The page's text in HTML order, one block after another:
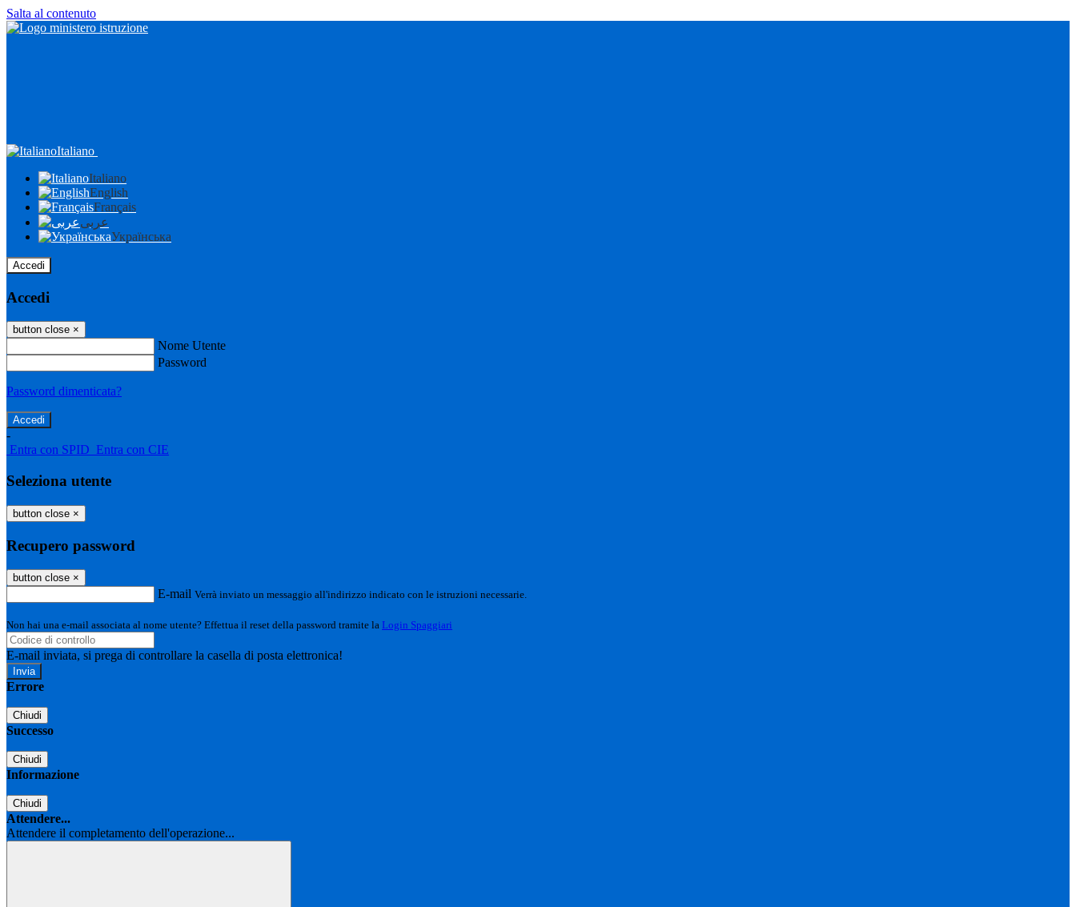
Salta al contenuto
Italiano
Italiano
English
Français
عربى
Українська
Accedi
Accedi
button close ×
Nome Utente
Password
Password dimenticata?
-
Entra con SPID Entra con CIE
Seleziona utente
button close ×
Recupero password
button close ×
E-mail Verrà inviato un messaggio all'indirizzo indicato con le istruzioni necessarie.
Non hai una e-mail associata al nome utente? Effettua il reset della password tramite la Login Spaggiari
E-mail inviata, si prega di controllare la casella di posta elettronica!
Errore
Chiudi
Successo
Chiudi
Informazione
Chiudi
Attendere...
Attendere il completamento dell'operazione...